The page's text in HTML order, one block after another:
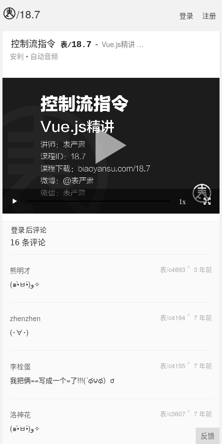
/ 登录 注册
控制流指令 表/18.7 - Vue.js精讲 …
安利 • 自动音频
1x
登录后评论
16 条评论
熊明才 表/c4893 3 年前
(๑•̀ㅂ•́)و✧
zhenzhen 表/c4194 7 年前
(･∀･)
李栓蛋 表/c4155 7 年前
我把俩==写成一个=了!!!(´థ౪థ）σ
洛神花 表/c3607 7 年前
(๑•̀ㅂ•́)و✧
反馈